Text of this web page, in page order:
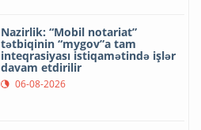
Nazirlik: “Mobil notariat”
tətbiqinin “mygov”a tam
inteqrasiyası istiqamətində işlər
davam etdirilir
06-08-2026